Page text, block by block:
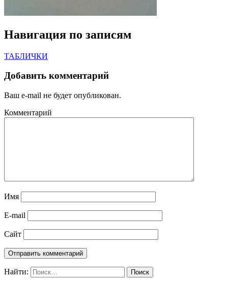
Навигация по записям
ТАБЛИЧКИ
Добавить комментарий
Ваш e-mail не будет опубликован.
Комментарий
Имя
E-mail
Сайт
Найти: